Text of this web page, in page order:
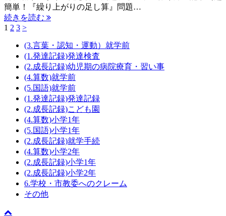
簡単！『繰り上がりの足し算』問題…
続きを読む
投
1 2 3 >
(3.言葉・認知・運動）就学前
(1.発達記録)発達検査
(2.成長記録)幼児期の病院療育・習い事
(4.算数)就学前
(5.国語)就学前
(1.発達記録)発達記録
(2.成長記録)こども園
(4.算数)小学1年
(5.国語)小学1年
(2.成長記録)就学手続
(4.算数)小学2年
(2.成長記録)小学1年
(2.成長記録)小学2年
6.学校・市教委へのクレーム
その他